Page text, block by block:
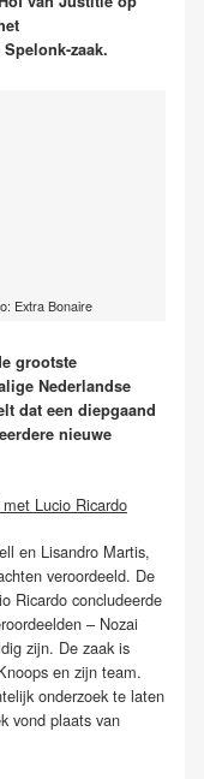
zaak.
Extra Bonaire
grootste
Nederlandse
dat een diepgaand
nieuwe
Lucio Ricardo
en Lisandro Martis,
veroordeeld. De
Ricardo concludeerde
– Nozai
zijn. De zaak is
en zijn team.
onderzoek te laten
vond plaats van